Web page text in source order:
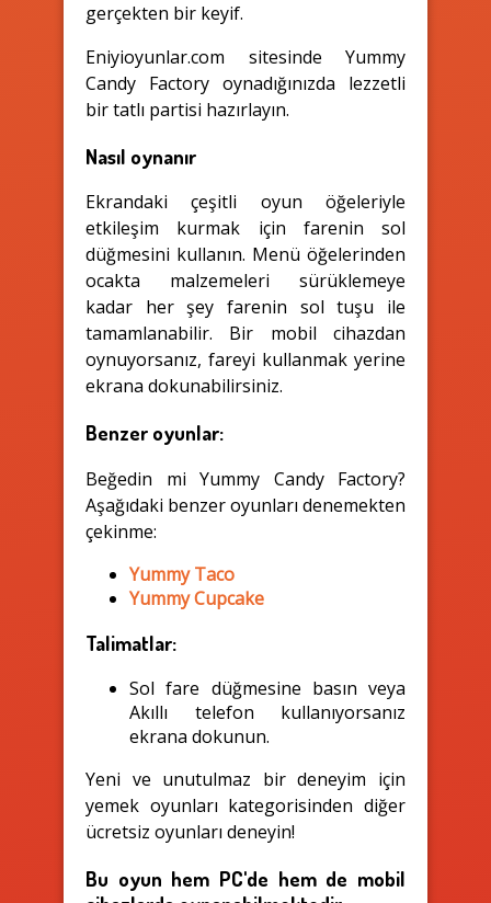
gerçekten bir keyif.
Eniyioyunlar.com sitesinde Yummy
Candy Factory oynadığınızda lezzetli
bir tatlı partisi hazırlayın.
Nasıl oynanır
Ekrandaki çeşitli oyun öğeleriyle
etkileşim kurmak için farenin sol
düğmesini kullanın. Menü öğelerinden
ocakta malzemeleri sürüklemeye
kadar her şey farenin sol tuşu ile
tamamlanabilir. Bir mobil cihazdan
oynuyorsanız, fareyi kullanmak yerine
ekrana dokunabilirsiniz.
Benzer oyunlar:
Beğedin mi Yummy Candy Factory?
Aşağıdaki benzer oyunları denemekten
çekinme:
Yummy Taco
Yummy Cupcake
Talimatlar:
Sol fare düğmesine basın veya
Akıllı telefon kullanıyorsanız
ekrana dokunun.
Yeni ve unutulmaz bir deneyim için
yemek oyunları kategorisinden diğer
ücretsiz oyunları deneyin!
Bu oyun hem PC'de hem de mobil